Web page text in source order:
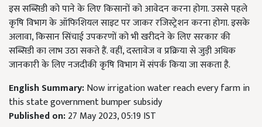
इस सब्सिडी को पाने के लिए किसानों को आवेदन करना होगा. उससे पहले
कृषि विभाग के ऑफिशियल साइट पर जाकर रजिस्ट्रेशन करना होगा. इसके
अलावा, किसान सिंचाई उपकरणों को भी खरीदने के लिए सरकार की
सब्सिडी का लाभ उठा सकते हैं. वहीं, दस्तावेज व प्रक्रिया से जुड़ी अधिक
जानकारी के लिए नजदीकी कृषि विभाग में संपर्क किया जा सकता है.
English Summary:Now irrigation water reach every farm in
this state government bumper subsidy
Published on:27 May 2023, 05:19 IST